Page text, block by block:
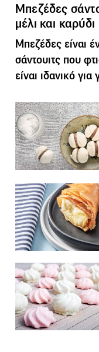
Μπεζέδες
μέλι και καρύδι
Μπεζέδες είναι
σάντουιτς που
είναι ιδανικό για